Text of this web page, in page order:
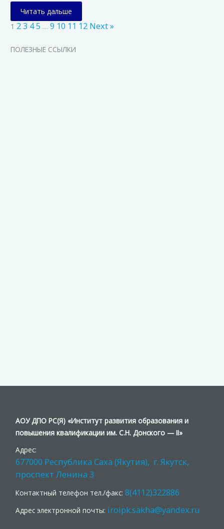
Читать дальше
1 23 45 … 9 10 11 12 Next »
ПОЛЕЗНЫЕ ССЫЛКИ
АОУ ДПО РС(Я) «Институт развития образования и
повышения квалификации им. С.Н. Донского — II»
Адрес:
677000 Республика Саха (Якутия), г. Якутск,
проспект Ленина 3
Контактный телефон тел./факс:8(4112)322886
Адрес электронной почты: iroipk.sakha@yandex.ru